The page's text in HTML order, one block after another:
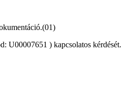
U00007651 ) kapcsolatos kérdését.